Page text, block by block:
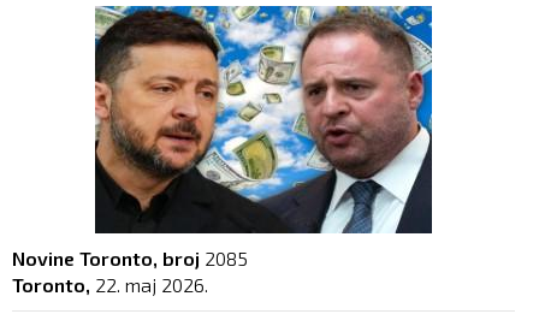
Novine Toronto, broj 2085
Toronto, 22. maj 2026.